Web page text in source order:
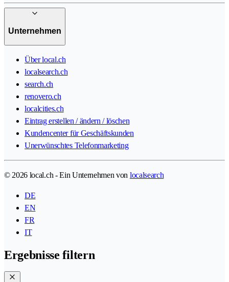
Unternehmen
Über local.ch
localsearch.ch
search.ch
renovero.ch
localcities.ch
Eintrag erstellen / ändern / löschen
Kundencenter für Geschäftskunden
Unerwünschtes Telefonmarketing
© 2026 local.ch - Ein Unternehmen von localsearch
DE
EN
FR
IT
Ergebnisse filtern